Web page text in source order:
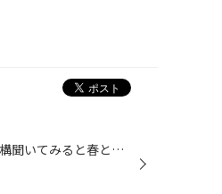
こんにちは!! 突然ですがタイヤのエアチェックってしてますか? 結構聞いてみると春と冬の履き替え時にしかしない方多いんですよね タイヤの空気は何もしなくても減ってしまいます そして空気圧不足のまま走っているとせっかく良いタイヤを履いていても 燃費の悪化やタイヤの寿命低下につながり大変...